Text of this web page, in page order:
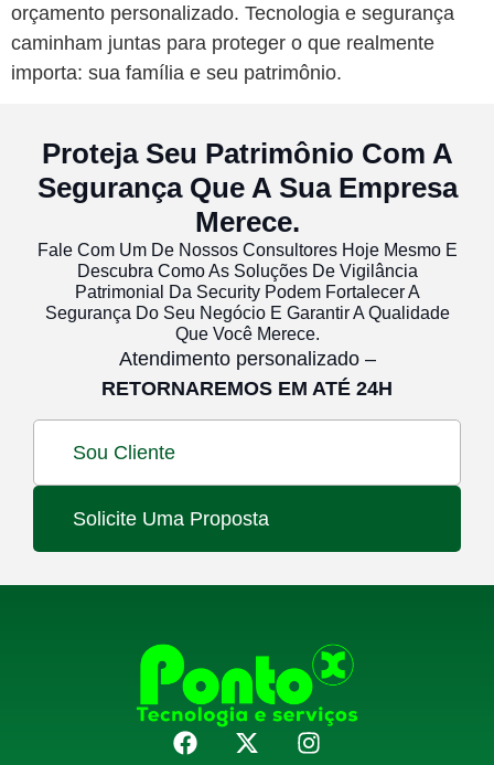
orçamento personalizado. Tecnologia e segurança
caminham juntas para proteger o que realmente
importa: sua família e seu patrimônio.
Proteja Seu Patrimônio Com A
Segurança Que A Sua Empresa
Merece.
Fale Com Um De Nossos Consultores Hoje Mesmo E
Descubra Como As Soluções De Vigilância
Patrimonial Da Security Podem Fortalecer A
Segurança Do Seu Negócio E Garantir A Qualidade
Que Você Merece.
Atendimento personalizado –
RETORNAREMOS EM ATÉ 24H
Sou Cliente
Solicite Uma Proposta